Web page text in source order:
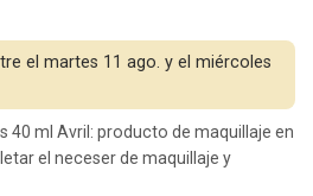
el martes 11 ago. y el miércoles
40 ml Avril: producto de maquillaje en
el neceser de maquillaje y